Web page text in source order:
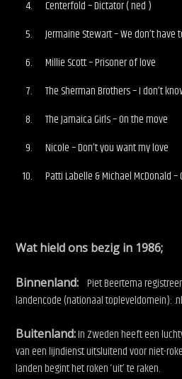
Centerfold – Dictator ( ned )
Jermaine Stewart – We don’t
Millie Scott – Prisoner of love
The Sherman Brothers – I don’t
The Jamaica Girls – On the move
Nicole – Don’t you want my love
Patti Labelle & Michael McDonald –
Wat hield ons bezig in 1986;
Binnenland: Piet Beertema
landencode (nationaal topleveldomein):
Buitenland:In Zweden heeft een
van een lijndienst uitsluitend voor niet-
landen begint het roken ‘uit’ te raken.